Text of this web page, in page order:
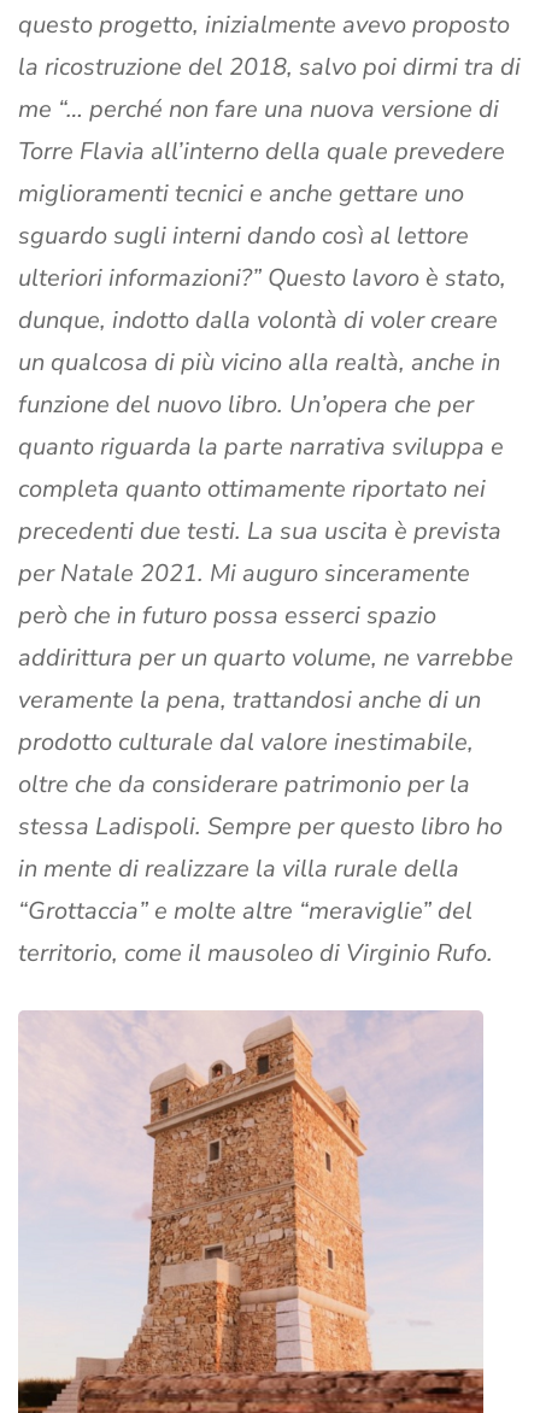
questo progetto, inizialmente avevo proposto
la ricostruzione del 2018, salvo poi dirmi tra di
me “… perché non fare una nuova versione di
Torre Flavia all’interno della quale prevedere
miglioramenti tecnici e anche gettare uno
sguardo sugli interni dando così al lettore
ulteriori informazioni?” Questo lavoro è stato,
dunque, indotto dalla volontà di voler creare
un qualcosa di più vicino alla realtà, anche in
funzione del nuovo libro. Un’opera che per
quanto riguarda la parte narrativa sviluppa e
completa quanto ottimamente riportato nei
precedenti due testi. La sua uscita è prevista
per Natale 2021. Mi auguro sinceramente
però che in futuro possa esserci spazio
addirittura per un quarto volume, ne varrebbe
veramente la pena, trattandosi anche di un
prodotto culturale dal valore inestimabile,
oltre che da considerare patrimonio per la
stessa Ladispoli. Sempre per questo libro ho
in mente di realizzare la villa rurale della
“Grottaccia” e molte altre “meraviglie” del
territorio, come il mausoleo di Virginio Rufo.